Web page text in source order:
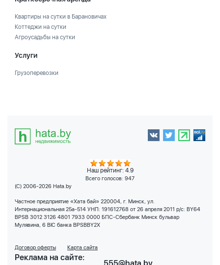
Квартиры на сутки в Барановичах
Коттеджи на сутки
Агроусадьбы на сутки
Услуги
Грузоперевозки
Наш рейтинг: 4.9
Всего голосов: 947
(C) 2006-2026 Hata.by
Частное предприятие «Хата бай» 220004, г. Минск, ул.
Интернациональная 25а-514 УНП: 191612768 от 26 апреля 2011 р/с: BY64
BPSB 3012 3126 4801 7933 0000 БПС-Сбербанк Минск бульвар
Мулявина, 6 BIC банка BPSBBY2X
Договор оферты Карта сайта
Реклама на сайте: